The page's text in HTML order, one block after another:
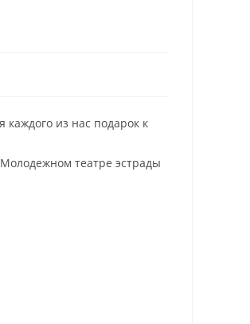
из нас подарок к
театре эстрады